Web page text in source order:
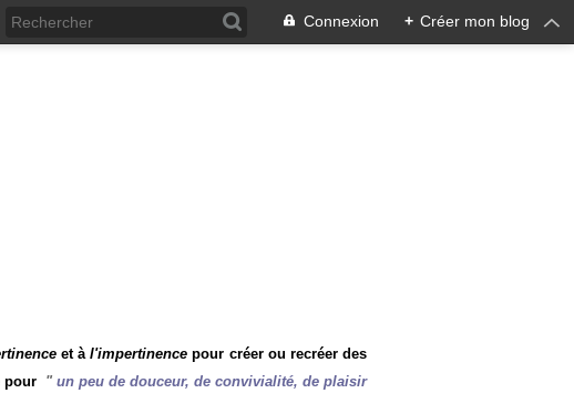
Connexion + Créer mon blog
et àl'impertinence pour créer ou recréer des
pour "un peu de douceur, de convivialité, de plaisir